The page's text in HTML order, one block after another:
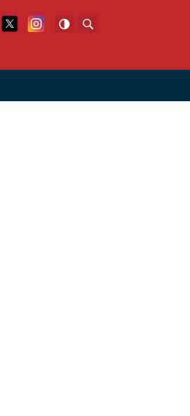
Facebook
Twitter Facebook